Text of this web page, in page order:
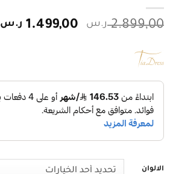
2.899,00 ر.س
السعر
1.499,00 ر.س
الالوان